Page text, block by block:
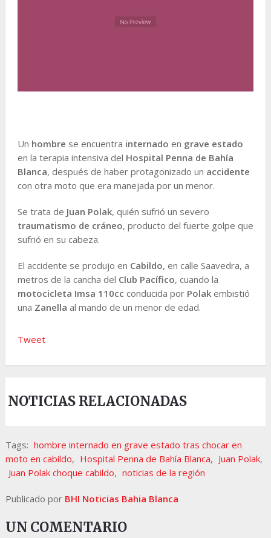
Un hombre se encuentra internado en grave estado
en la terapia intensiva del Hospital Penna de Bahía
Blanca, después de haber protagonizado un accidente
con otra moto que era manejada por un menor.
Se trata de Juan Polak, quién sufrió un severo
traumatismo de cráneo, producto del fuerte golpe que
sufrió en su cabeza.
El accidente se produjo en Cabildo, en calle Saavedra, a
metros de la cancha del Club Pacífico, cuando la
motocicleta Imsa 110cc conducida por Polakembistió
una Zanella al mando de un menor de edad.
Tweet
NOTICIAS RELACIONADAS
Tags: hombre internado en grave estado tras chocar en
moto en cabildo, Hospital Penna de Bahía Blanca, Juan Polak,
Juan Polak choque cabildo, noticias de la región
Publicado por BHI Noticias Bahia Blanca
UN COMENTARIO